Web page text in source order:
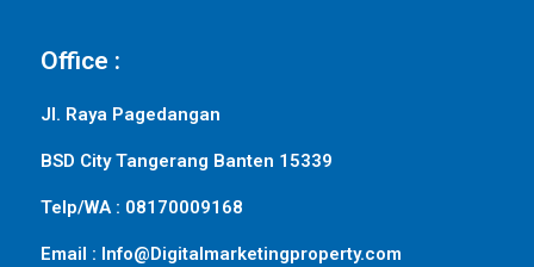
Office :
Jl. Raya Pagedangan
BSD City Tangerang Banten 15339
Telp/WA : 08170009168
Email : Info@Digitalmarketingproperty.com